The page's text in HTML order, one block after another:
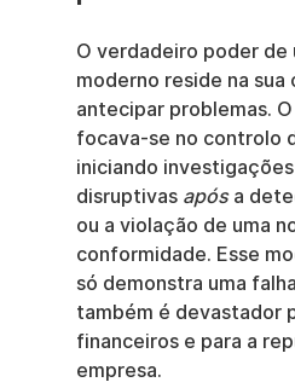
O verdadeiro poder de
moderno reside na sua
antecipar problemas.
focava-se no controlo
iniciando
disruptivas após a
ou a violação de uma
conformidade. Esse
só demonstra uma
também é devastador
financeiros e para a
empresa.